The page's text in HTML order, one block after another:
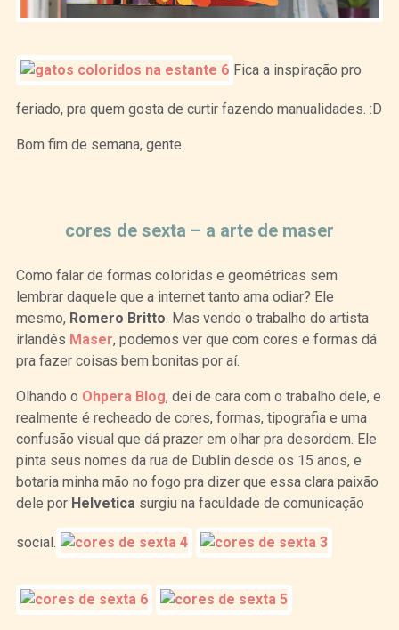
Fica a inspiração pro
feriado, pra quem gosta de curtir fazendo manualidades. :D
Bom fim de semana, gente.
cores de sexta – a arte de maser
Como falar de formas coloridas e geométricas sem
lembrar daquele que a internet tanto ama odiar? Ele
mesmo, Romero Britto. Mas vendo o trabalho do artista
irlandês Maser, podemos ver que com cores e formas dá
pra fazer coisas bem bonitas por aí.
Olhando o Ohpera Blog, dei de cara com o trabalho dele, e
realmente é recheado de cores, formas, tipografia e uma
confusão visual que dá prazer em olhar pra desordem. Ele
pinta seus nomes da rua de Dublin desde os 15 anos, e
botaria minha mão no fogo pra dizer que essa clara paixão
dele por Helveticasurgiu na faculdade de comunicação
social.